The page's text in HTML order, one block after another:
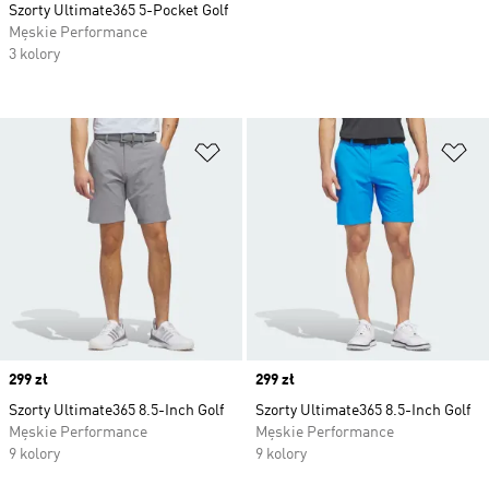
Dodaj do listy życzeń
Price
299 zł
Szorty Ultimate365 8.5-Inch Golf
Męskie Performance
9 kolory
Price
299 zł
Szorty Ultimate365 8.5-Inch Golf
Męskie Performance
9 kolory
Szorty Ultimate365 5-Pocket Golf
Męskie Performance
3 kolory